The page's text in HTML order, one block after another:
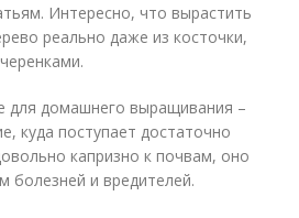
Интересно, что вырастить
реально даже из косточки,
для домашнего выращивания –
куда поступает достаточно
капризно к почвам, оно
болезней и вредителей.